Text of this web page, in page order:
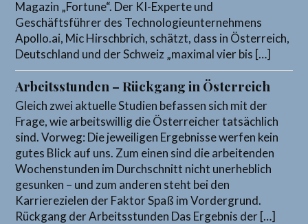
Magazin „Fortune“. Der KI-Experte und
Geschäftsführer des Technologieunternehmens
Apollo.ai, Mic Hirschbrich, schätzt, dass in Österreich,
Deutschland und der Schweiz „maximal vier bis […]
Arbeitsstunden – Rückgang in Österreich
Gleich zwei aktuelle Studien befassen sich mit der
Frage, wie arbeitswillig die Österreicher tatsächlich
sind. Vorweg: Die jeweiligen Ergebnisse werfen kein
gutes Blick auf uns. Zum einen sind die arbeitenden
Wochenstunden im Durchschnitt nicht unerheblich
gesunken – und zum anderen steht bei den
Karrierezielen der Faktor Spaß im Vordergrund.
Rückgang der Arbeitsstunden Das Ergebnis der […]